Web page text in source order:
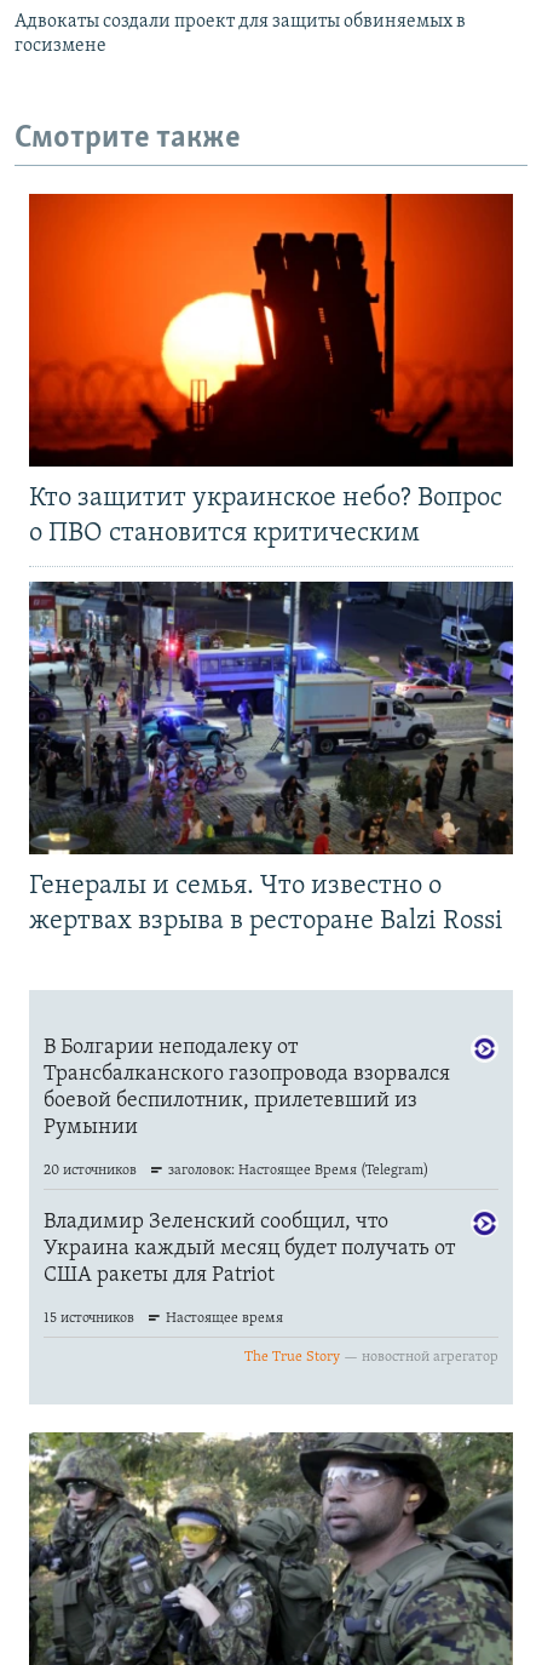
Адвокаты создали проект для защиты обвиняемых в
госизмене
Смотрите также
Кто защитит украинское небо? Вопрос
о ПВО становится критическим
Генералы и семья. Что известно о
жертвах взрыва в ресторане Balzi Rossi